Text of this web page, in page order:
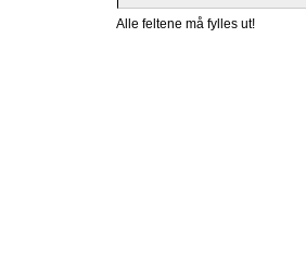
Alle feltene må fylles ut!